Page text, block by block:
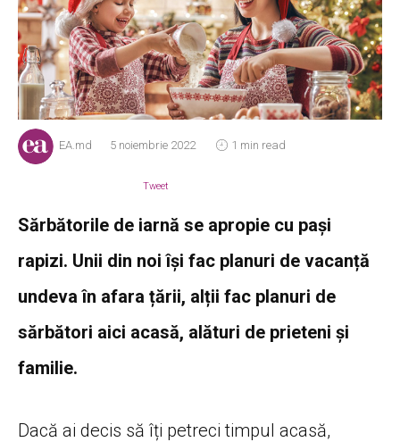
EA.md 5 noiembrie 2022 1 min read
Tweet
Sărbătorile de iarnă se apropie cu pași
rapizi. Unii din noi își fac planuri de vacanță
undeva în afara țării, alții fac planuri de
sărbători aici acasă, alături de prieteni și
familie.
Dacă ai decis să îți petreci timpul acasă,